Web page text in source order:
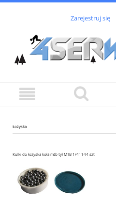
Zarejestruj się
Łożyska
Kulki do łożyska koła mtb tył MTB 1/4" 144 szt